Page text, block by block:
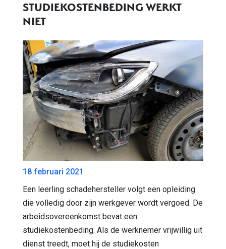
STUDIEKOSTENBEDING WERKT
NIET
18 februari 2021
Een leerling schadehersteller volgt een opleiding
die volledig door zijn werkgever wordt vergoed. De
arbeidsovereenkomst bevat een
studiekostenbeding. Als de werknemer vrijwillig uit
dienst treedt, moet hij de studiekosten